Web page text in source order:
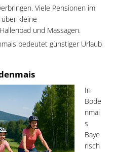
Viele Pensionen im
kleine
und Massagen.
bedeutet günstiger Urlaub
In
Bode
nmai
s
Baye
risch